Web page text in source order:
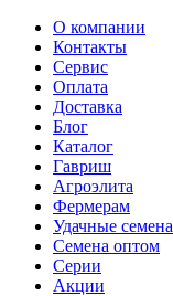
О компании
Контакты
Сервис
Оплата
Доставка
Блог
Каталог
Гавриш
Агроэлита
Фермерам
Удачные семена
Семена оптом
Серии
Акции